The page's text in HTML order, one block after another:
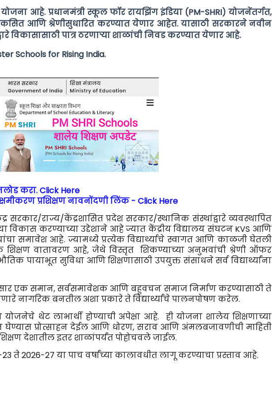
योजना आहे. प्रधानमंत्री स्कूल फॉर रायझिंग इंडिया (PM-SHRI) योजनेंतर्गत,
आणि श्रेणीसुधारित करण्यात येणार आहेत. यासाठी सरकारने नवीन
विकासासाठी पात्र ठरणाऱ्या शाळांची निवड करण्यात येणार आहे.
Schools for Rising India.
करा. Click Here
प्रशिक्षण नावनोंदणी लिंक - Click Here
सरकार/राज्य/केंद्रशासित प्रदेश सरकार/स्थानिक संस्थांद्वारे व्यवस्थापित
विकास करण्याच्या उद्देशाने आहे ज्यात केंद्रीय विद्यालय संघटन KVS आणि
समावेश आहे. ज्यामध्ये प्रत्येक विद्यार्थ्याचे स्वागत आणि काळजी घेतली
शिक्षण वातावरण आहे, जेथे विस्तृत शिकण्याच्या अनुभवांची श्रेणी ऑफर
पायाभूत सुविधा आणि शिक्षणासाठी उपयुक्त संसाधने सर्व विद्यार्थ्यांना
एक समान, सर्वसमावेशक आणि बहुवचन समाज निर्माण करण्यासाठी ते
नागरिक बनतील अशा प्रकारे ते विद्यार्थ्यांचे पालनपोषण करेल.
योजनेचे थेट लाभार्थी होण्याची अपेक्षा आहे. ही योजना शालेय शिक्षणाच्या
प्रोत्साहन देईल आणि धोरण, सराव आणि अंमलबजावणीची माहिती
देशातील इतर शाळांपर्यंत पोहोचवले जाईल.
ते 2026-27 या पाच वर्षांच्या कालावधीत लागू करण्याचा प्रस्ताव आहे.